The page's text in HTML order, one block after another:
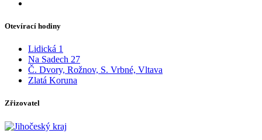
Otevírací hodiny
Lidická 1
Na Sadech 27
Č. Dvory, Rožnov, S. Vrbné, Vltava
Zlatá Koruna
Zřizovatel